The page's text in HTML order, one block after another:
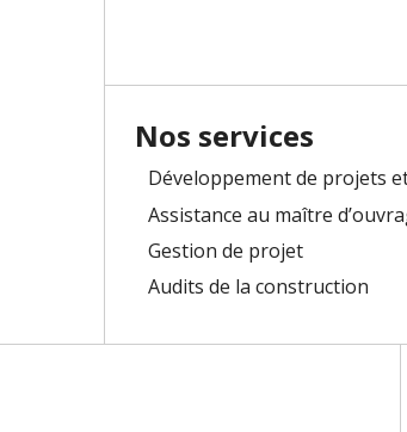
Nos services
Développement de projets
Assistance au maître
Gestion de projet
Audits de la construction